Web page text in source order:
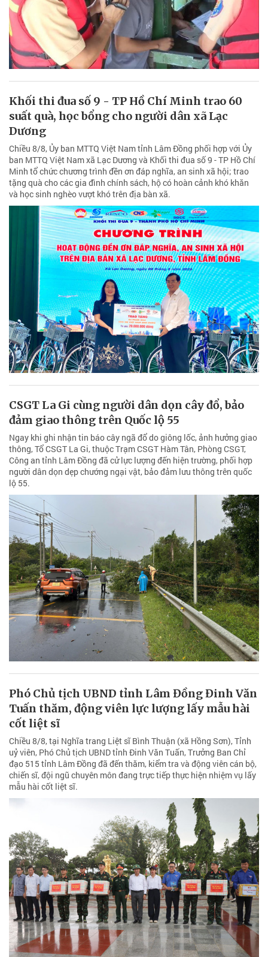
Khối thi đua số 9 - TP Hồ Chí Minh trao 60
suất quà, học bổng cho người dân xã Lạc
Dương
Chiều 8/8, Ủy ban MTTQ Việt Nam tỉnh Lâm Đồng phối hợp với Ủy
ban MTTQ Việt Nam xã Lạc Dương và Khối thi đua số 9 - TP Hồ Chí
Minh tổ chức chương trình đền ơn đáp nghĩa, an sinh xã hội; trao
tặng quà cho các gia đình chính sách, hộ có hoàn cảnh khó khăn
và học sinh nghèo vượt khó trên địa bàn xã.
CSGT La Gi cùng người dân dọn cây đổ, bảo
đảm giao thông trên Quốc lộ 55
Ngay khi ghi nhận tin báo cây ngã đổ do giông lốc, ảnh hưởng giao
thông, Tổ CSGT La Gi, thuộc Trạm CSGT Hàm Tân, Phòng CSGT,
Công an tỉnh Lâm Đồng đã cử lực lượng đến hiện trường, phối hợp
người dân dọn dẹp chướng ngại vật, bảo đảm lưu thông trên quốc
lộ 55.
Phó Chủ tịch UBND tỉnh Lâm Đồng Đinh Văn
Tuấn thăm, động viên lực lượng lấy mẫu hài
cốt liệt sĩ
Chiều 8/8, tại Nghĩa trang Liệt sĩ Bình Thuận (xã Hồng Sơn), Tỉnh
uỷ viên, Phó Chủ tịch UBND tỉnh Đinh Văn Tuấn, Trưởng Ban Chỉ
đạo 515 tỉnh Lâm Đồng đã đến thăm, kiểm tra và động viên cán bộ,
chiến sĩ, đội ngũ chuyên môn đang trực tiếp thực hiện nhiệm vụ lấy
mẫu hài cốt liệt sĩ.